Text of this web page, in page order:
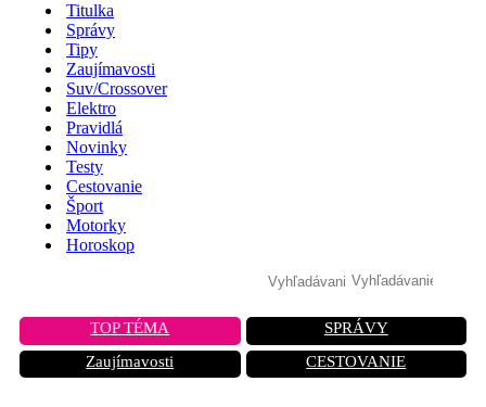
Titulka
Správy
Tipy
Zaujímavosti
Suv/Crossover
Elektro
Pravidlá
Novinky
Testy
Cestovanie
Šport
Motorky
Horoskop
TOP TÉMA
SPRÁVY
Zaujímavosti
CESTOVANIE